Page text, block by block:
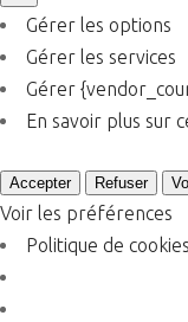
Gérer les options
Gérer les services
Gérer
En savoir plus sur
Accepter Refuser
Voir les préférences
Politique de cookies